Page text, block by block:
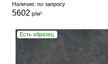
Наличие: по запросу
5602 р/м²
Есть образец